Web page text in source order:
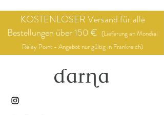
KOSTENLOSER Versand für alle
Bestellungen über 150 € (Lieferung an Mondial
Relay Point - Angebot nur gültig in Frankreich)